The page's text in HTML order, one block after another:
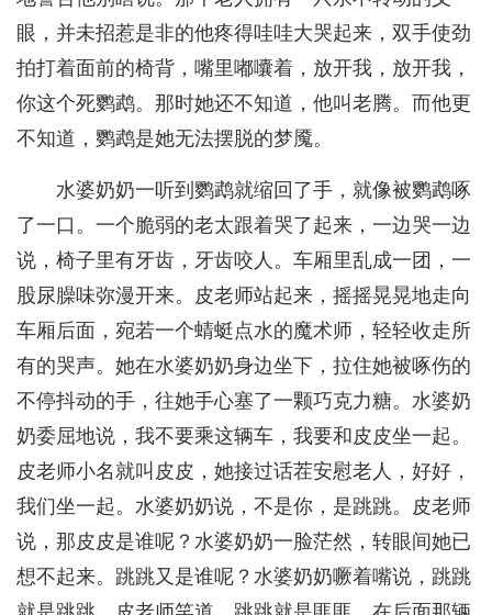
眼，并未招惹是非的他疼得哇哇大哭起来，双手使劲
拍打着面前的椅背，嘴里嘟囔着，放开我，放开我，
你这个死鹦鹉。那时她还不知道，他叫老腾。而他更
不知道，鹦鹉是她无法摆脱的梦魇。
水婆奶奶一听到鹦鹉就缩回了手，就像被鹦鹉啄
了一口。一个脆弱的老太跟着哭了起来，一边哭一边
说，椅子里有牙齿，牙齿咬人。车厢里乱成一团，一
股尿臊味弥漫开来。皮老师站起来，摇摇晃晃地走向
车厢后面，宛若一个蜻蜓点水的魔术师，轻轻收走所
有的哭声。她在水婆奶奶身边坐下，拉住她被啄伤的
不停抖动的手，往她手心塞了一颗巧克力糖。水婆奶
奶委屈地说，我不要乘这辆车，我要和皮皮坐一起。
皮老师小名就叫皮皮，她接过话茬安慰老人，好好，
我们坐一起。水婆奶奶说，不是你，是跳跳。皮老师
说，那皮皮是谁呢？水婆奶奶一脸茫然，转眼间她已
想不起来。跳跳又是谁呢？水婆奶奶噘着嘴说，跳跳